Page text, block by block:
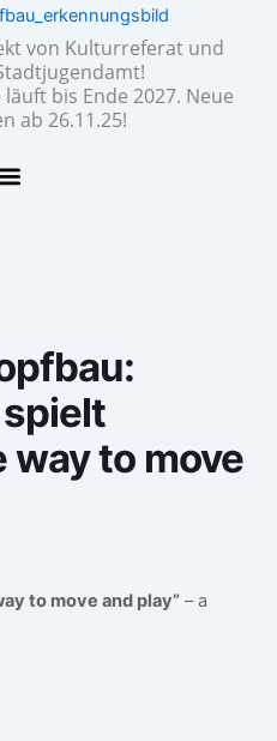
von Kulturreferat und
bis Ende 2027. Neue
ab 26.11.25!
way to move
to move and play”– a